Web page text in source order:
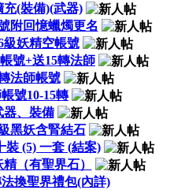
充(裝備)(武器)
附回憶蠟燭更名
級妖精空帳號
號+送15轉法師
法師帳號
號10-15轉
器、裝備
黑妖含腎結石
裝 (5) 一套 (結案)
（有聖界石）
法換聖界禮包(內詳)